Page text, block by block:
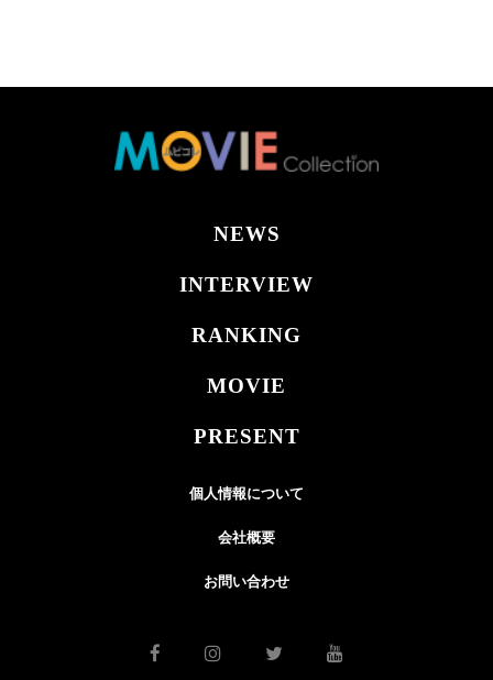
NEWS
INTERVIEW
RANKING
MOVIE
PRESENT
個人情報について
会社概要
お問い合わせ